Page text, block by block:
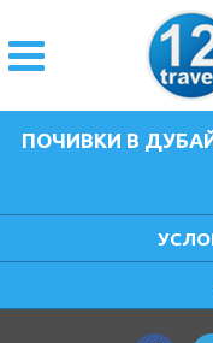
ПОЧИВКИ В